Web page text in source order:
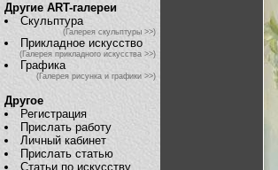
Другие ART-галереи
Скульптура
(Галерея скульптуры >>)
Прикладное искусство
(Галерея прикладного искусства >>)
Графика
(Галерея рисунка и графики >>)
Другое
Регистрация
Прислать работу
Личный кабинет
Прислать статью
Статьи по искусству